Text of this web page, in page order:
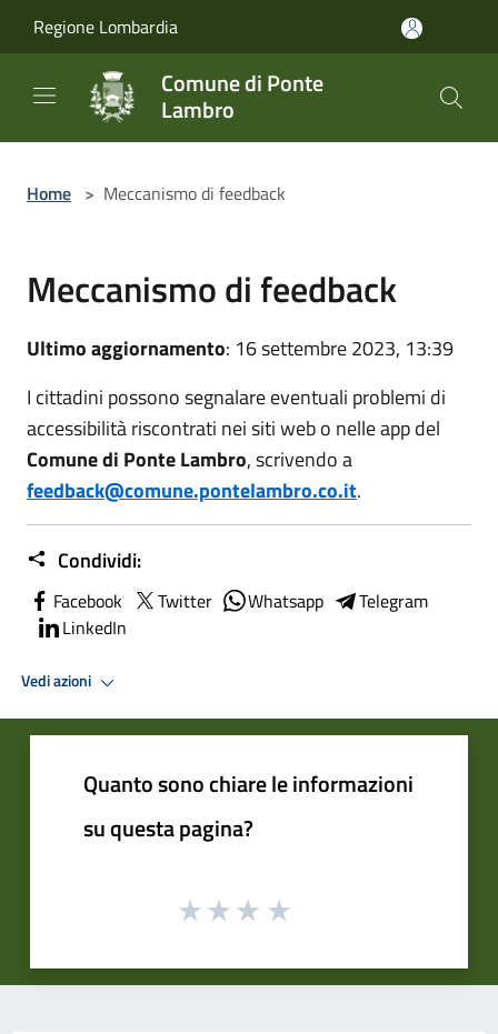
Regione Lombardia
Comune di Ponte
Lambro
Home > Meccanismo di feedback
Meccanismo di feedback
Ultimo aggiornamento: 16 settembre 2023, 13:39
I cittadini possono segnalare eventuali problemi di
accessibilità riscontrati nei siti web o nelle app del
Comune di Ponte Lambro, scrivendo a
feedback@comune.pontelambro.co.it.
Condividi:
Facebook Twitter Whatsapp
Telegram
LinkedIn
Vedi azioni
Quanto sono chiare le informazioni
su questa pagina?